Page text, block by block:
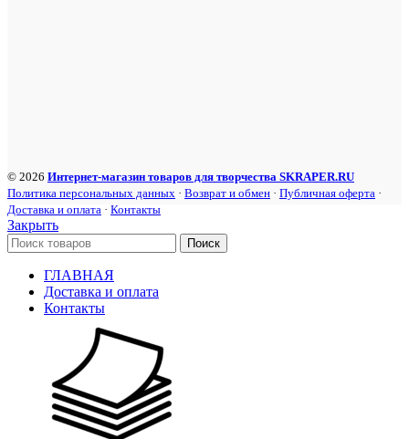
© 2026 Интернет-магазин товаров для творчества SKRAPER.RU
Политика персональных данных · Возврат и обмен · Публичная оферта ·
Доставка и оплата · Контакты
Закрыть
Поиск
ГЛАВНАЯ
Доставка и оплата
Контакты